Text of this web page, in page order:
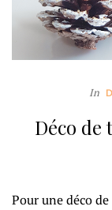
In
Déco de
Pour une déco